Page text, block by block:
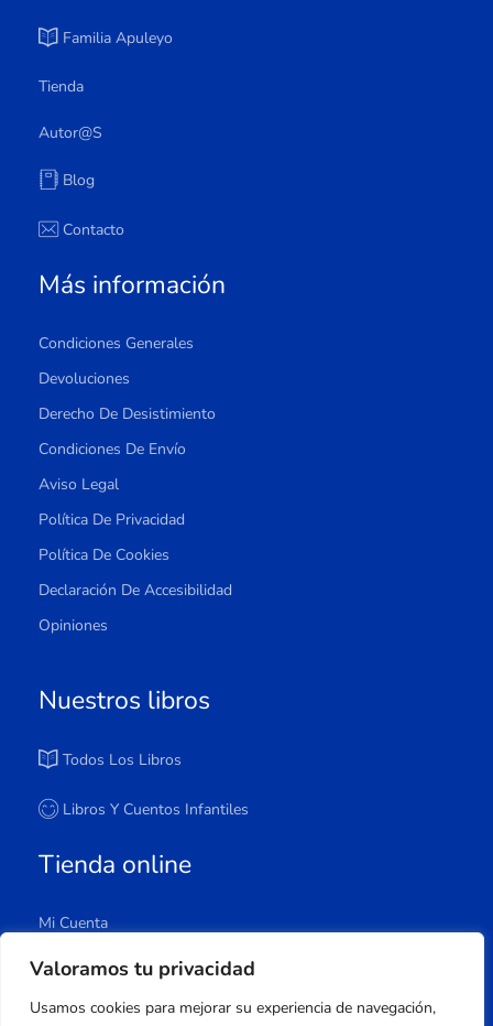
Valoramos tu privacidad
Usamos cookies para mejorar su experiencia de navegación,
Familia Apuleyo
Tienda
Autor@s
Blog
Contacto
Más información
Condiciones Generales
Devoluciones
Derecho De Desistimiento
Condiciones De Envío
Aviso Legal
Política De Privacidad
Política De Cookies
Declaración De Accesibilidad
Opiniones
Nuestros libros
Todos Los Libros
Libros Y Cuentos Infantiles
Tienda online
Mi Cuenta
Carrito